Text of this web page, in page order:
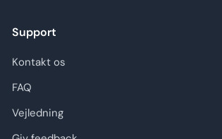
Support
Kontakt os
FAQ
Vejledning